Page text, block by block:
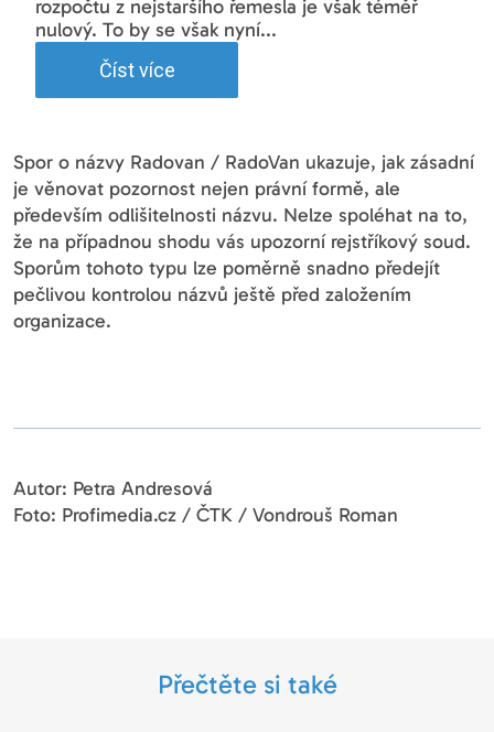
rozpočtu z nejstaršího řemesla je však téměř
nulový. To by se však nyní...
Číst více
Spor o názvy Radovan / RadoVan ukazuje, jak zásadní
je věnovat pozornost nejen právní formě, ale
především odlišitelnosti názvu. Nelze spoléhat na to,
že na případnou shodu vás upozorní rejstříkový soud.
Sporům tohoto typu lze poměrně snadno předejít
pečlivou kontrolou názvů ještě před založením
organizace.
Autor: Petra Andresová
Foto: Profimedia.cz / ČTK / Vondrouš Roman
Přečtěte si také